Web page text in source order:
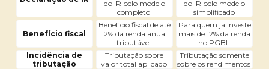
do IR pelo modelo
completo
do IR pelo modelo
simplificado
Benefício fiscal
Benefício fiscal de até
12% da renda anual
tributável
Para quem já investe
mais de 12% da renda
no PGBL
Incidência de
tributação
Tributação sobre
valor total aplicado
Tributação somente
sobre os rendimentos